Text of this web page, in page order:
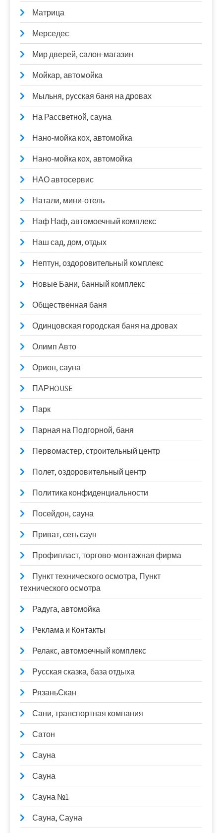
Матрица
Мерседес
Мир дверей, салон-магазин
Мойкар, автомойка
Мыльня, русская баня на дровах
На Рассветной, сауна
Нано-мойка кох, автомойка
Нано-мойка кох, автомойка
НАО автосервис
Натали, мини-отель
Наф Наф, автомоечный комплекс
Наш сад, дом, отдых
Нептун, оздоровительный комплекс
Новые Бани, банный комплекс
Общественная баня
Одинцовская городская баня на дровах
Олимп Авто
Орион, сауна
ПАРHOUSE
Парк
Парная на Подгорной, баня
Первомастер, строительный центр
Полет, оздоровительный центр
Политика конфиденциальности
Посейдон, сауна
Приват, сеть саун
Профипласт, торгово-монтажная фирма
Пункт технического осмотра, Пункт
технического осмотра
Радуга, автомойка
Реклама и Контакты
Релакс, автомоечный комплекс
Русская сказка, база отдыха
РязаньСкан
Сани, транспортная компания
Сатон
Сауна
Сауна
Сауна №1
Сауна, Сауна